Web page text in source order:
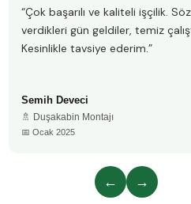
“Çok başarılı ve kaliteli işçilik. Söz
verdikleri gün geldiler, temiz
Kesinlikle tavsiye ederim.”
Semih Deveci
🚿 Duşakabin Montajı
📅 Ocak 2025
← →